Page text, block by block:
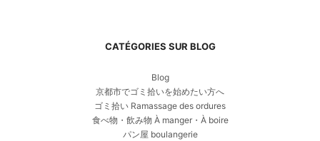
CATÉGORIES SUR BLOG
Blog
京都市でゴミ拾いを始めたい方へ
ゴミ拾い Ramassage des ordures
食べ物・飲み物 À manger・À boire
パン屋 boulangerie